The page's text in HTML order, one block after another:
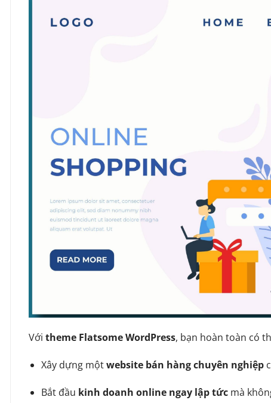
Với theme Flatsome WordPress, bạn hoàn toàn có
Xây dựng mộtwebsite bán hàng chuyên nghiệp
Bắt đầu kinh doanh online ngay lập tứcmà